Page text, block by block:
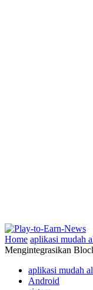
Home aplikasi mudah
Mengintegrasikan
aplikasi mudah
Android